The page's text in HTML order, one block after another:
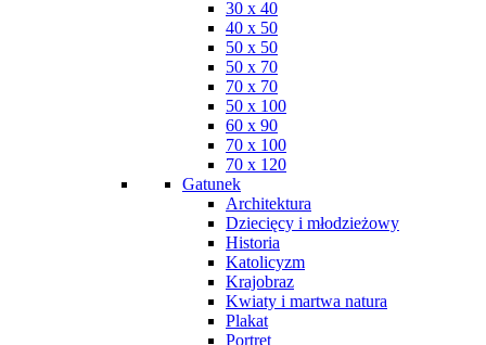
30 x 40
40 x 50
50 x 50
50 x 70
70 x 70
50 x 100
60 x 90
70 x 100
70 x 120
Gatunek
Architektura
Dziecięcy i młodzieżowy
Historia
Katolicyzm
Krajobraz
Kwiaty i martwa natura
Plakat
Portret